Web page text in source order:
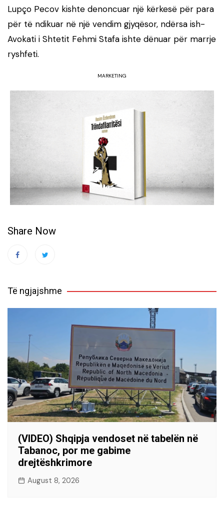
Lupço Pecov kishte denoncuar një kërkesë për para
për të ndikuar në një vendim gjyqësor, ndërsa ish-
Avokati i Shtetit Fehmi Stafa ishte dënuar për marrje
ryshfeti.
MARKETING
Share Now
Të ngjajshme
(VIDEO) Shqipja vendoset në tabelën në
Tabanoc, por me gabime
drejtëshkrimore
August 8, 2026